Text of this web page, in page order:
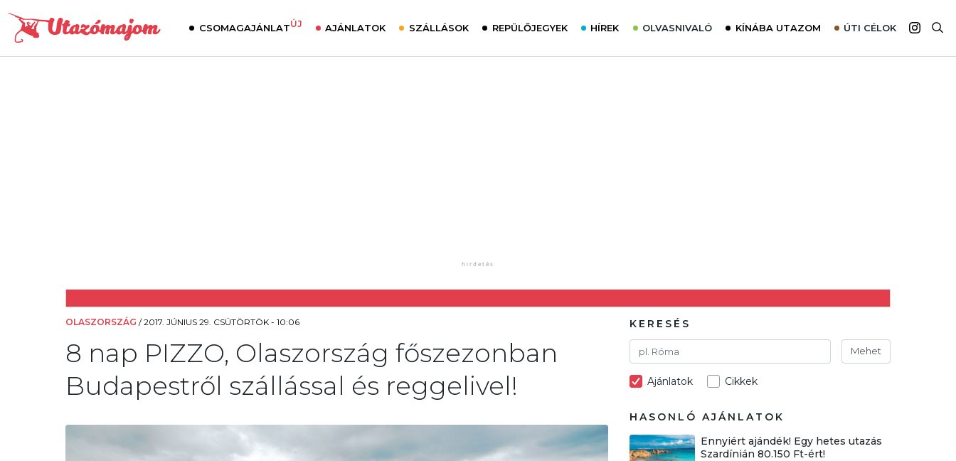
CSOMAGAJÁNLATÚJ AJÁNLATOK SZÁLLÁSOK REPÜLŐJEGYEK HÍREK OLVASNIVALÓ KÍNÁBA UTAZOM ÚTI CÉLOK
OLASZORSZÁG /2017. JÚNIUS 29. CSÜTÖRTÖK - 10:06
8 nap PIZZO, Olaszország főszezonban
Budapestről szállással és reggelivel!
KERESÉS
Mehet
Ajánlatok Cikkek
HASONLÓ AJÁNLATOK
Ennyiért ajándék! Egy hetes utazás
Szardínián 80.150 Ft-ért!